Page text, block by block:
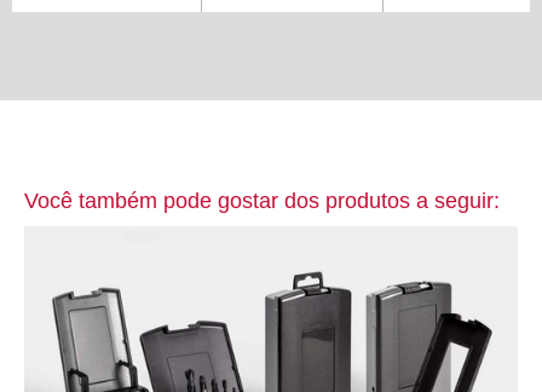
Você também pode gostar dos produtos a seguir: